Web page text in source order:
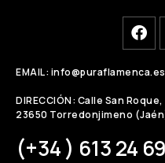
EMAIL: info@puraflamenca.es
DIRECCIÓN: Calle San Roque,
23650 Torredonjimeno
(+34 ) 613 24